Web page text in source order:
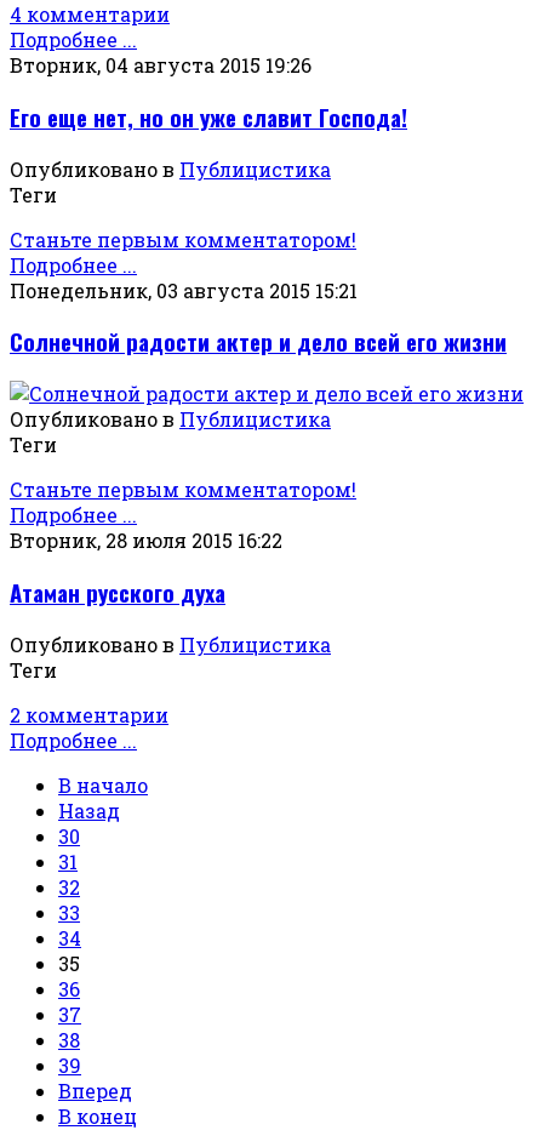
4 комментарии
Подробнее ...
Вторник, 04 августа 2015 19:26
Его еще нет, но он уже славит Господа!
Опубликовано в Публицистика
Теги
Станьте первым комментатором!
Подробнее ...
Понедельник, 03 августа 2015 15:21
Солнечной радости актер и дело всей его жизни
Опубликовано в Публицистика
Теги
Станьте первым комментатором!
Подробнее ...
Вторник, 28 июля 2015 16:22
Атаман русского духа
Опубликовано в Публицистика
Теги
2 комментарии
Подробнее ...
В начало
Назад
30
31
32
33
34
35
36
37
38
39
Вперед
В конец